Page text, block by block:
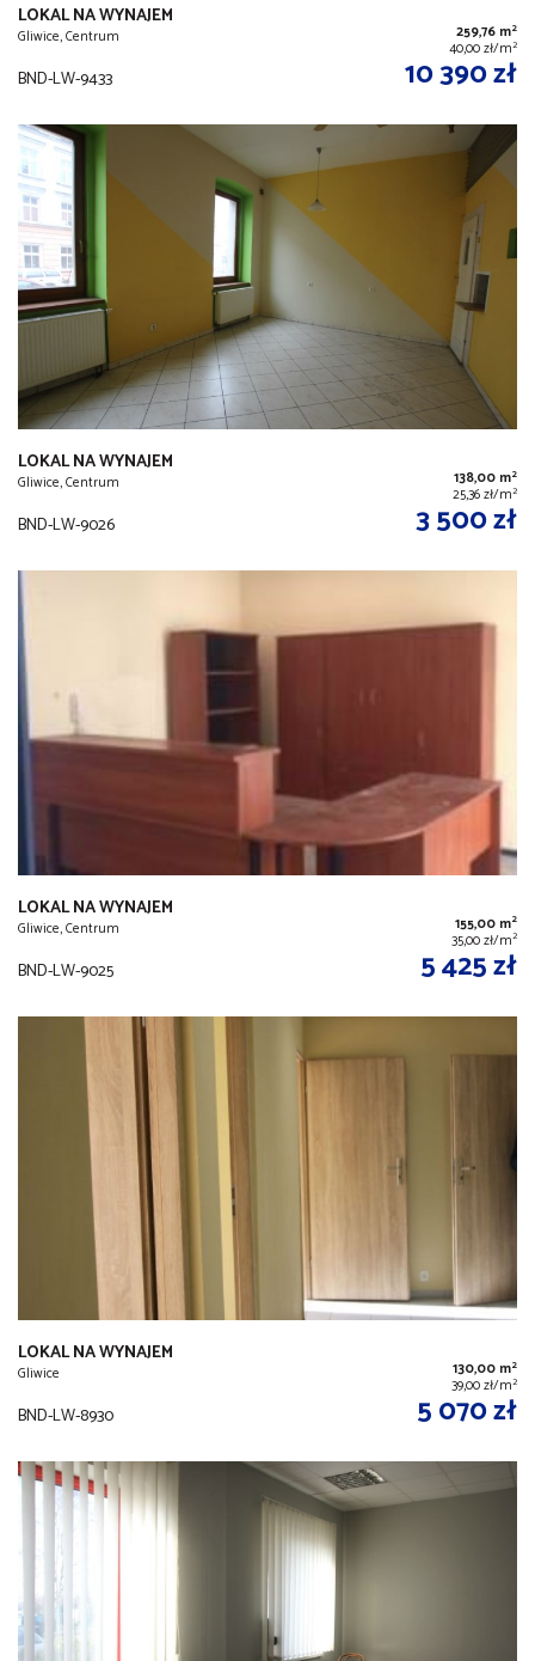
LOKAL NA WYNAJEM
Gliwice, Centrum 259,76 m2
40,00 zł/m2
BND-LW-9433 10 390 zł
LOKAL NA WYNAJEM
Gliwice, Centrum 138,00 m2
25,36 zł/m2
BND-LW-9026 3 500 zł
LOKAL NA WYNAJEM
Gliwice, Centrum 155,00 m2
35,00 zł/m2
BND-LW-9025 5 425 zł
LOKAL NA WYNAJEM
Gliwice 130,00 m2
39,00 zł/m2
BND-LW-8930 5 070 zł